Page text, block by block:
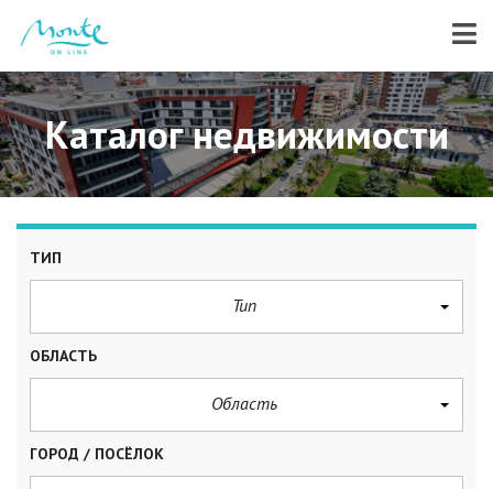
Каталог недвижимости
ТИП
Тип
ОБЛАСТЬ
Область
ГОРОД / ПОСЁЛОК